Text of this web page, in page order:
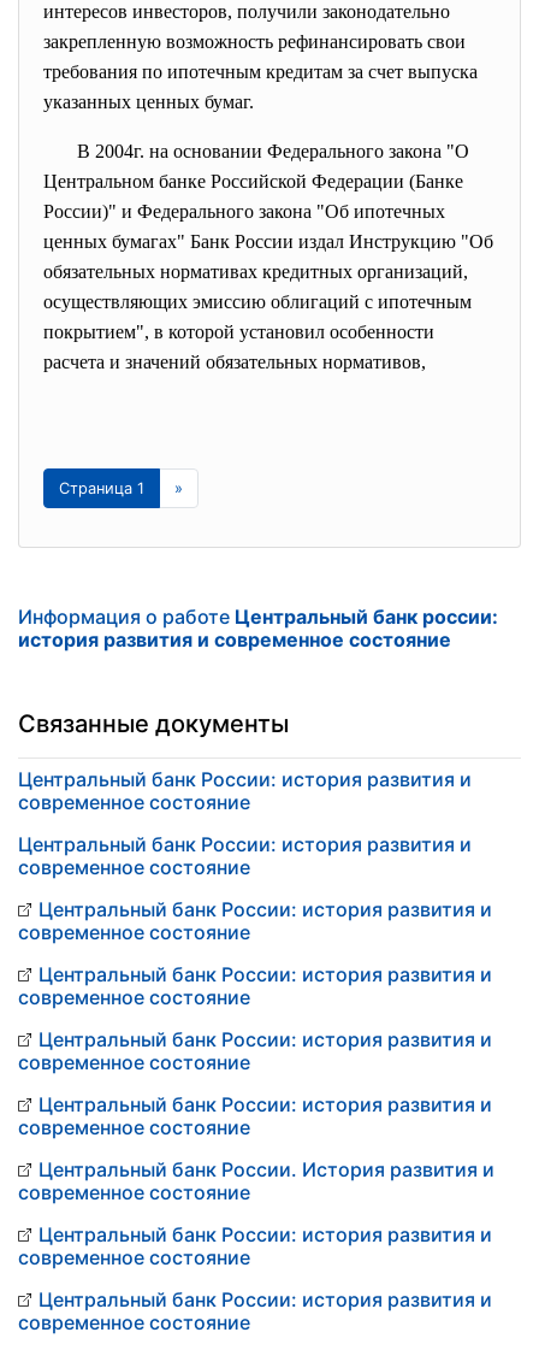
интересов инвесторов, получили законодательно
закрепленную возможность рефинансировать свои
требования по ипотечным кредитам за счет выпуска
указанных ценных бумаг.
В 2004г. на основании Федерального закона "О
Центральном банке Российской Федерации (Банке
России)" и Федерального закона "Об ипотечных
ценных бумагах" Банк России издал Инструкцию "Об
обязательных нормативах кредитных организаций,
осуществляющих эмиссию облигаций с ипотечным
покрытием", в которой установил особенности
расчета и значений обязательных нормативов,
Страница 1 »
Информация о работе Центральный банк россии:
история развития и современное состояние
Связанные документы
Центральный банк России: история развития и
современное состояние
Центральный банк России: история развития и
современное состояние
Центральный банк России: история развития и
современное состояние
Центральный банк России: история развития и
современное состояние
Центральный банк России: история развития и
современное состояние
Центральный банк России: история развития и
современное состояние
Центральный банк России. История развития и
современное состояние
Центральный банк России: история развития и
современное состояние
Центральный банк России: история развития и
современное состояние